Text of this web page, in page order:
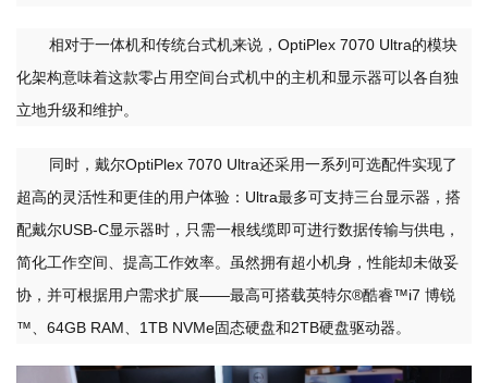
相对于一体机和传统台式机来说，OptiPlex 7070 Ultra的模块
化架构意味着这款零占用空间台式机中的主机和显示器可以各自独
立地升级和维护。
同时，戴尔OptiPlex 7070 Ultra还采用一系列可选配件实现了
超高的灵活性和更佳的用户体验：Ultra最多可支持三台显示器，搭
配戴尔USB-C显示器时，只需一根线缆即可进行数据传输与供电，
简化工作空间、提高工作效率。虽然拥有超小机身，性能却未做妥
协，并可根据用户需求扩展——最高可搭载英特尔®酷睿™i7 博锐
™、64GB RAM、1TB NVMe固态硬盘和2TB硬盘驱动器。